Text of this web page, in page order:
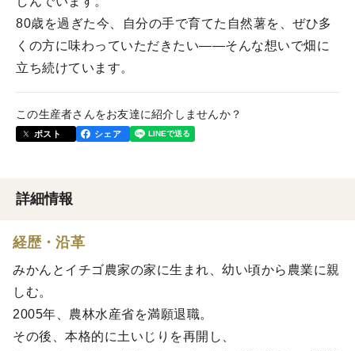
80歳を過ぎた今、自分の手で育てた自然薯を、ぜひ多
くの方に味わっていただきたい——そんな想いで畑に
立ち続けています。
この生産者さんをお友達に紹介しませんか？
ポスト シェア
詳細情報
経歴・沿革
みかんとイチゴ農家の家に生まれ、幼い頃から農業に親
しむ。
2005年、農林水産省を満願退職。
その後、本格的に土いじりを再開し、